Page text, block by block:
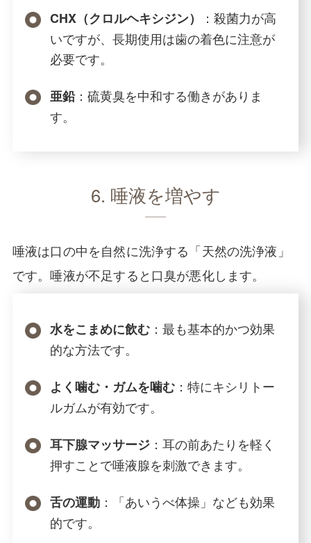
CHX（クロルヘキシジン）
：殺菌力が高
いですが、長期使用は歯の着色に注意が
必要です。
亜鉛：硫黄臭を中和する働きがありま
す。
6. 唾液を増やす
唾液は口の中を自然に洗浄する「天然の洗浄液」
です。唾液が不足すると口臭が悪化します。
水をこまめに飲む：最も基本的かつ効果
的な方法です。
よく噛む・ガムを噛む：特にキシリトー
ルガムが有効です。
耳下腺マッサージ：耳の前あたりを軽く
押すことで唾液腺を刺激できます。
舌の運動：「あいうべ体操」なども効果
的です。